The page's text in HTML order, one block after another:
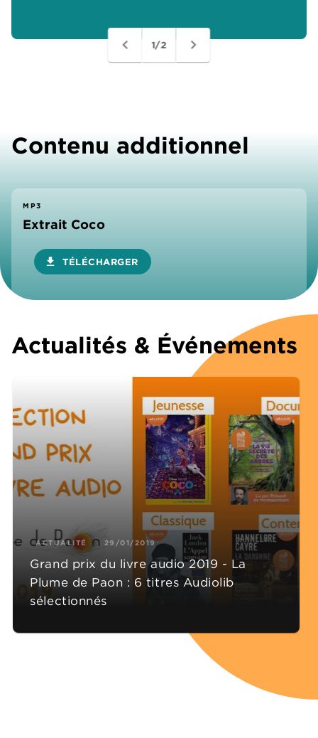
navigate_before 1/2 navigate_next
Contenu additionnel
MP3
Extrait Coco
download TÉLÉCHARGER
Actualités & Événements
ACTUALITÉ 29/01/2019
Grand prix du livre audio 2019 - La
Plume de Paon : 6 titres Audiolib
sélectionnés